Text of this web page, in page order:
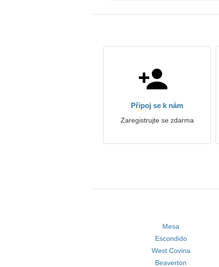
Připoj se k nám
Zaregistrujte se zdarma
Mesa
Escondido
West Covina
Beaverton